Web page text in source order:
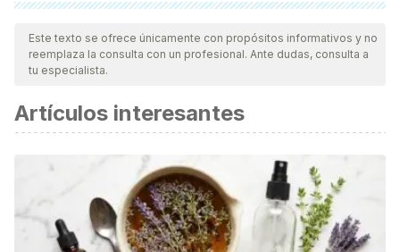
Todas las fuentes citadas fueron revisadas a profundidad por
nuestro equipo, para asegurar su calidad, confiabilidad,
vigencia y validez.La bibliografía de este artículo fue
científica.
Shuai, Y., Ma, Y., Guo, T., Zhang, L., Yang, R., Qi, M., ... & Jin,
Y. (2018). Dental stem cells and tooth regeneration.
Biology and Translational Medicine, Volume 3, 41-52.
Narang, S., & Sehgal, N. (2012). Stem cells: A potential
regenerative future in dentistry.Indian journal of human
Este texto se ofrece únicamente con propósitos informativos y no
reemplaza la consulta con un profesional. Ante dudas, consulta a
tu especialista.
Artículos interesantes